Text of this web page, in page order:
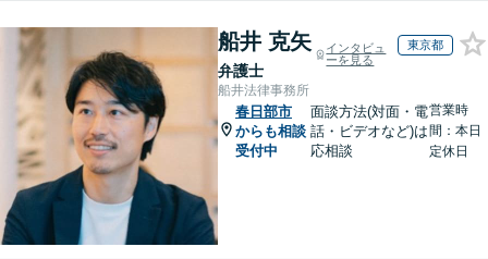
船井 克矢
弁護士
インタビュ
ーを見る
東京都
船井法律事務所
春日部市
からも相談
受付中
面談方法(対面・電
話・ビデオなど)は
応相談
営業時
間：本日
定休日